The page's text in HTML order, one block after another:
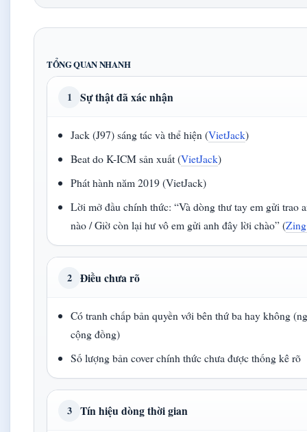
TỔNG QUAN NHANH
1 Sự thật đã xác nhận
Jack (J97) sáng tác và thể hiện (VietJack)
Beat do K-ICM sản xuất (VietJack)
Phát hành năm 2019 (VietJack)
Lời mở đầu chính thức: “Và dòng thư tay em gửi trao
nào / Giờ còn lại hư vô em gửi anh đây lời chào” (
2 Điều chưa rõ
Có tranh chấp bản quyền với bên thứ ba hay không
cộng đồng)
Số lượng bản cover chính thức chưa được thống kê rõ
3 Tín hiệu dòng thời gian